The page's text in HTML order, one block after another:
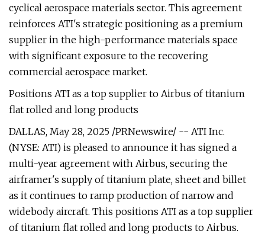
cyclical aerospace materials sector. This agreement
reinforces ATI's strategic positioning as a premium
supplier in the high-performance materials space
with significant exposure to the recovering
commercial aerospace market.
Positions ATI as a top supplier to Airbus of titanium
flat rolled and long products
DALLAS, May 28, 2025 /PRNewswire/ -- ATI Inc.
(NYSE: ATI) is pleased to announce it has signed a
multi-year agreement with Airbus, securing the
airframer's supply of titanium plate, sheet and billet
as it continues to ramp production of narrow and
widebody aircraft. This positions ATI as a top supplier
of titanium flat rolled and long products to Airbus.